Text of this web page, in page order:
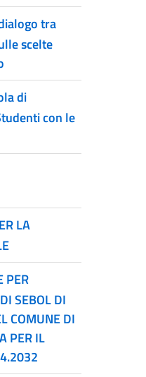
dialogo tra
scelte
di
con le
LA
PER
SEBOL DI
COMUNE DI
PER IL